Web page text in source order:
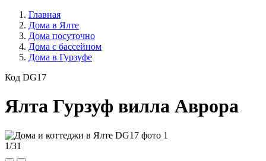
Главная
Дома в Ялте
Дома посуточно
Дома с бассейном
Дома в Гурзуфе
Код DG17
Ялта Гурзуф вилла Аврора
1/31